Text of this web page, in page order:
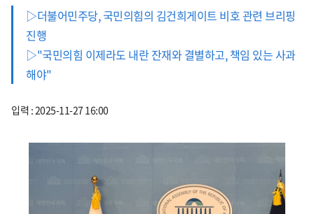
▷더불어민주당, 국민의힘의 김건희게이트 비호 관련 브리핑
진행
▷"국민의힘 이제라도 내란 잔재와 결별하고, 책임 있는 사과
해야"
입력 : 2025-11-27 16:00